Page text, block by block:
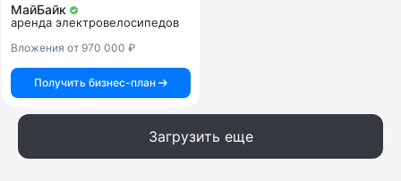
МайБайк
аренда электровелосипедов
Вложения от 970 000 ₽
Получить бизнес-план
Загрузить еще